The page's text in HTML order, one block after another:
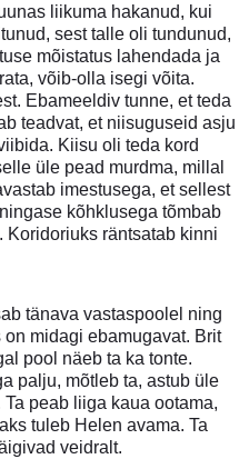
liikuma hakanud, kui
sest talle oli tundunud,
mõistatus lahendada ja
võib-olla isegi võita.
Ebameeldiv tunne, et teda
teadvat, et niisuguseid asju
Kiisu oli teda kord
üle pead murdma, millal
imestusega, et sellest
kõhklusega tõmbab
räntsatab kinni
tänava vastaspoolel ning
midagi ebamugavat. Brit
pool näeb ta ka tonte.
palju, mõtleb ta, astub üle
peab liiga kaua ootama,
tuleb Helen avama. Ta
veidralt.